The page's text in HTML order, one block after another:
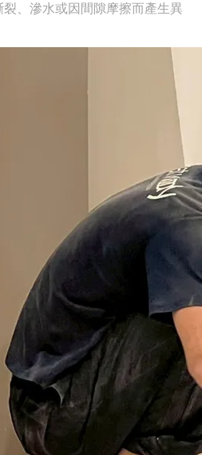
、滲水或因間隙摩擦而產生異